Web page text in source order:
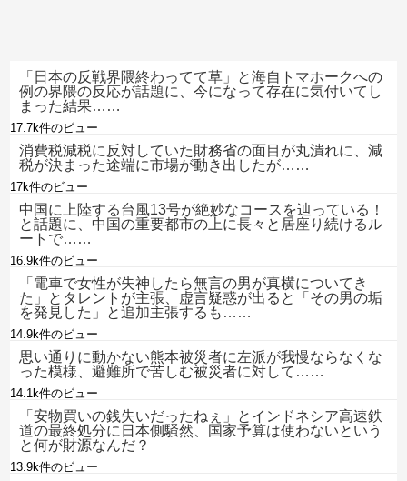
「日本の反戦界隈終わってて草」と海自トマホークへの
例の界隈の反応が話題に、今になって存在に気付いてし
まった結果……
17.7k件のビュー
消費税減税に反対していた財務省の面目が丸潰れに、減
税が決まった途端に市場が動き出したが……
17k件のビュー
中国に上陸する台風13号が絶妙なコースを辿っている！
と話題に、中国の重要都市の上に長々と居座り続けるル
ートで……
16.9k件のビュー
「電車で女性が失神したら無言の男が真横についてき
た」とタレントが主張、虚言疑惑が出ると「その男の垢
を発見した」と追加主張するも……
14.9k件のビュー
思い通りに動かない熊本被災者に左派が我慢ならなくな
った模様、避難所で苦しむ被災者に対して……
14.1k件のビュー
「安物買いの銭失いだったねぇ」とインドネシア高速鉄
道の最終処分に日本側騒然、国家予算は使わないという
と何が財源なんだ？
13.9k件のビュー